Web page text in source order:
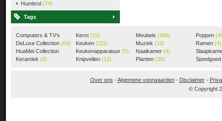
Humbrol (74)
Tags
Computers & TV's
(18)
DeLuxe Collection (64)
HuaMei Collection
(205)
Keramiek (6)
Kerst (15)
Keuken (111)
Keukenapparatuur (5)
Knipvellen (12)
Meubels (466)
Muziek (10)
Naaikamer (4)
Planten (30)
Poppen
Ramen (4)
Speelgoed
Over ons -Algemene voorwaarden- Disclaimer-
© Copyright